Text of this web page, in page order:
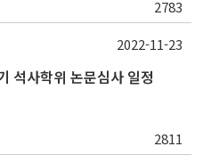
2783
석사학위 논문심사 일정
2811
2022-11-23